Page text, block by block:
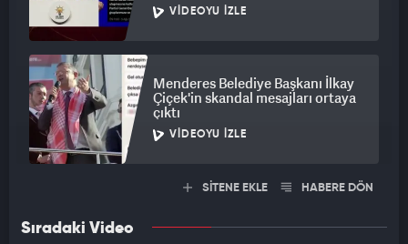
VIDEOYU İZLE
Menderes Belediye Başkanı İlkay
Çiçek'in skandal mesajları ortaya
çıktı
VIDEOYU İZLE
SİTENE EKLE HABERE DÖN
Sıradaki Video